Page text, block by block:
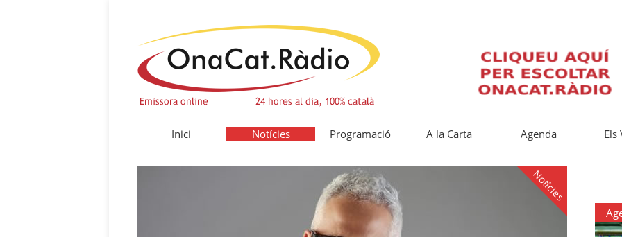
Inici Notícies Programació A la Carta Agenda Els
Notícies